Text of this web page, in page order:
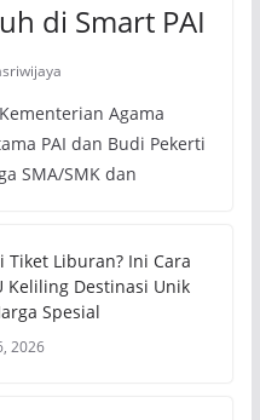
di Smart PAI
Kementerian Agama
PAI dan Budi Pekerti
SMA/SMK dan
Tiket Liburan? Ini Cara
Keliling Destinasi Unik
Spesial
2026